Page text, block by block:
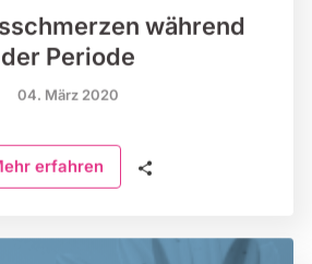
während
der Periode
04. März 2020
erfahren 🗣